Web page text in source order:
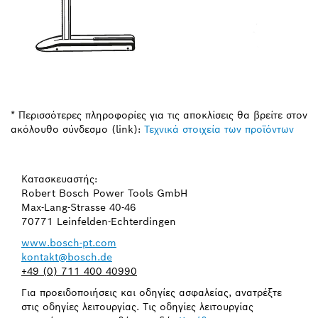
* Περισσότερες πληροφορίες για τις αποκλίσεις θα βρείτε στον
ακόλουθο σύνδεσμο (link): Τεχνικά στοιχεία των προϊόντων
Κατασκευαστής:
Robert Bosch Power Tools GmbH
Max-Lang-Strasse 40-46
70771 Leinfelden-Echterdingen
www.bosch-pt.com
kontakt@bosch.de
+49 (0) 711 400 40990
Για προειδοποιήσεις και οδηγίες ασφαλείας, ανατρέξτε
στις οδηγίες λειτουργίας. Τις οδηγίες λειτουργίας